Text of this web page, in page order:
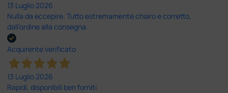
13 Luglio 2026
Nulla da eccepire. Tutto estremamente chiaro e corretto,
dall’ordine alla consegna.
Acquirente verificato
13 Luglio 2026
Rapidi, disponibili ben forniti